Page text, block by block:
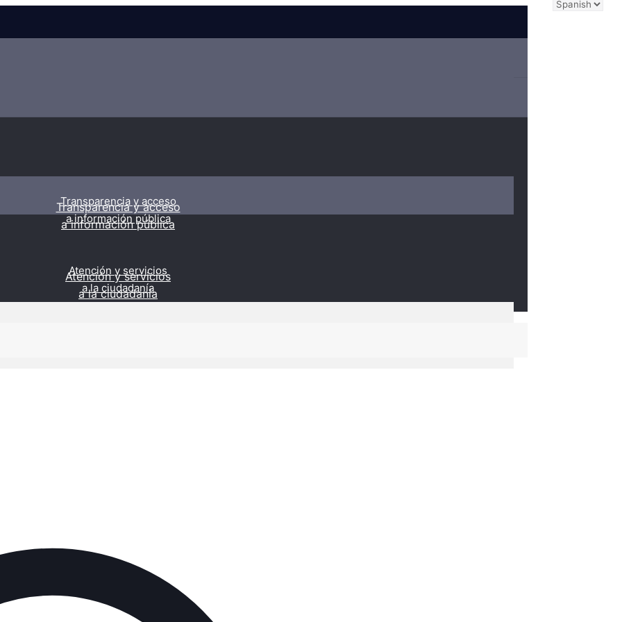
Transparencia y acceso
a información pública
Atención y servicios
a la ciudadanía
Transparencia y acceso
a información pública
Atención y servicios
a la ciudadanía